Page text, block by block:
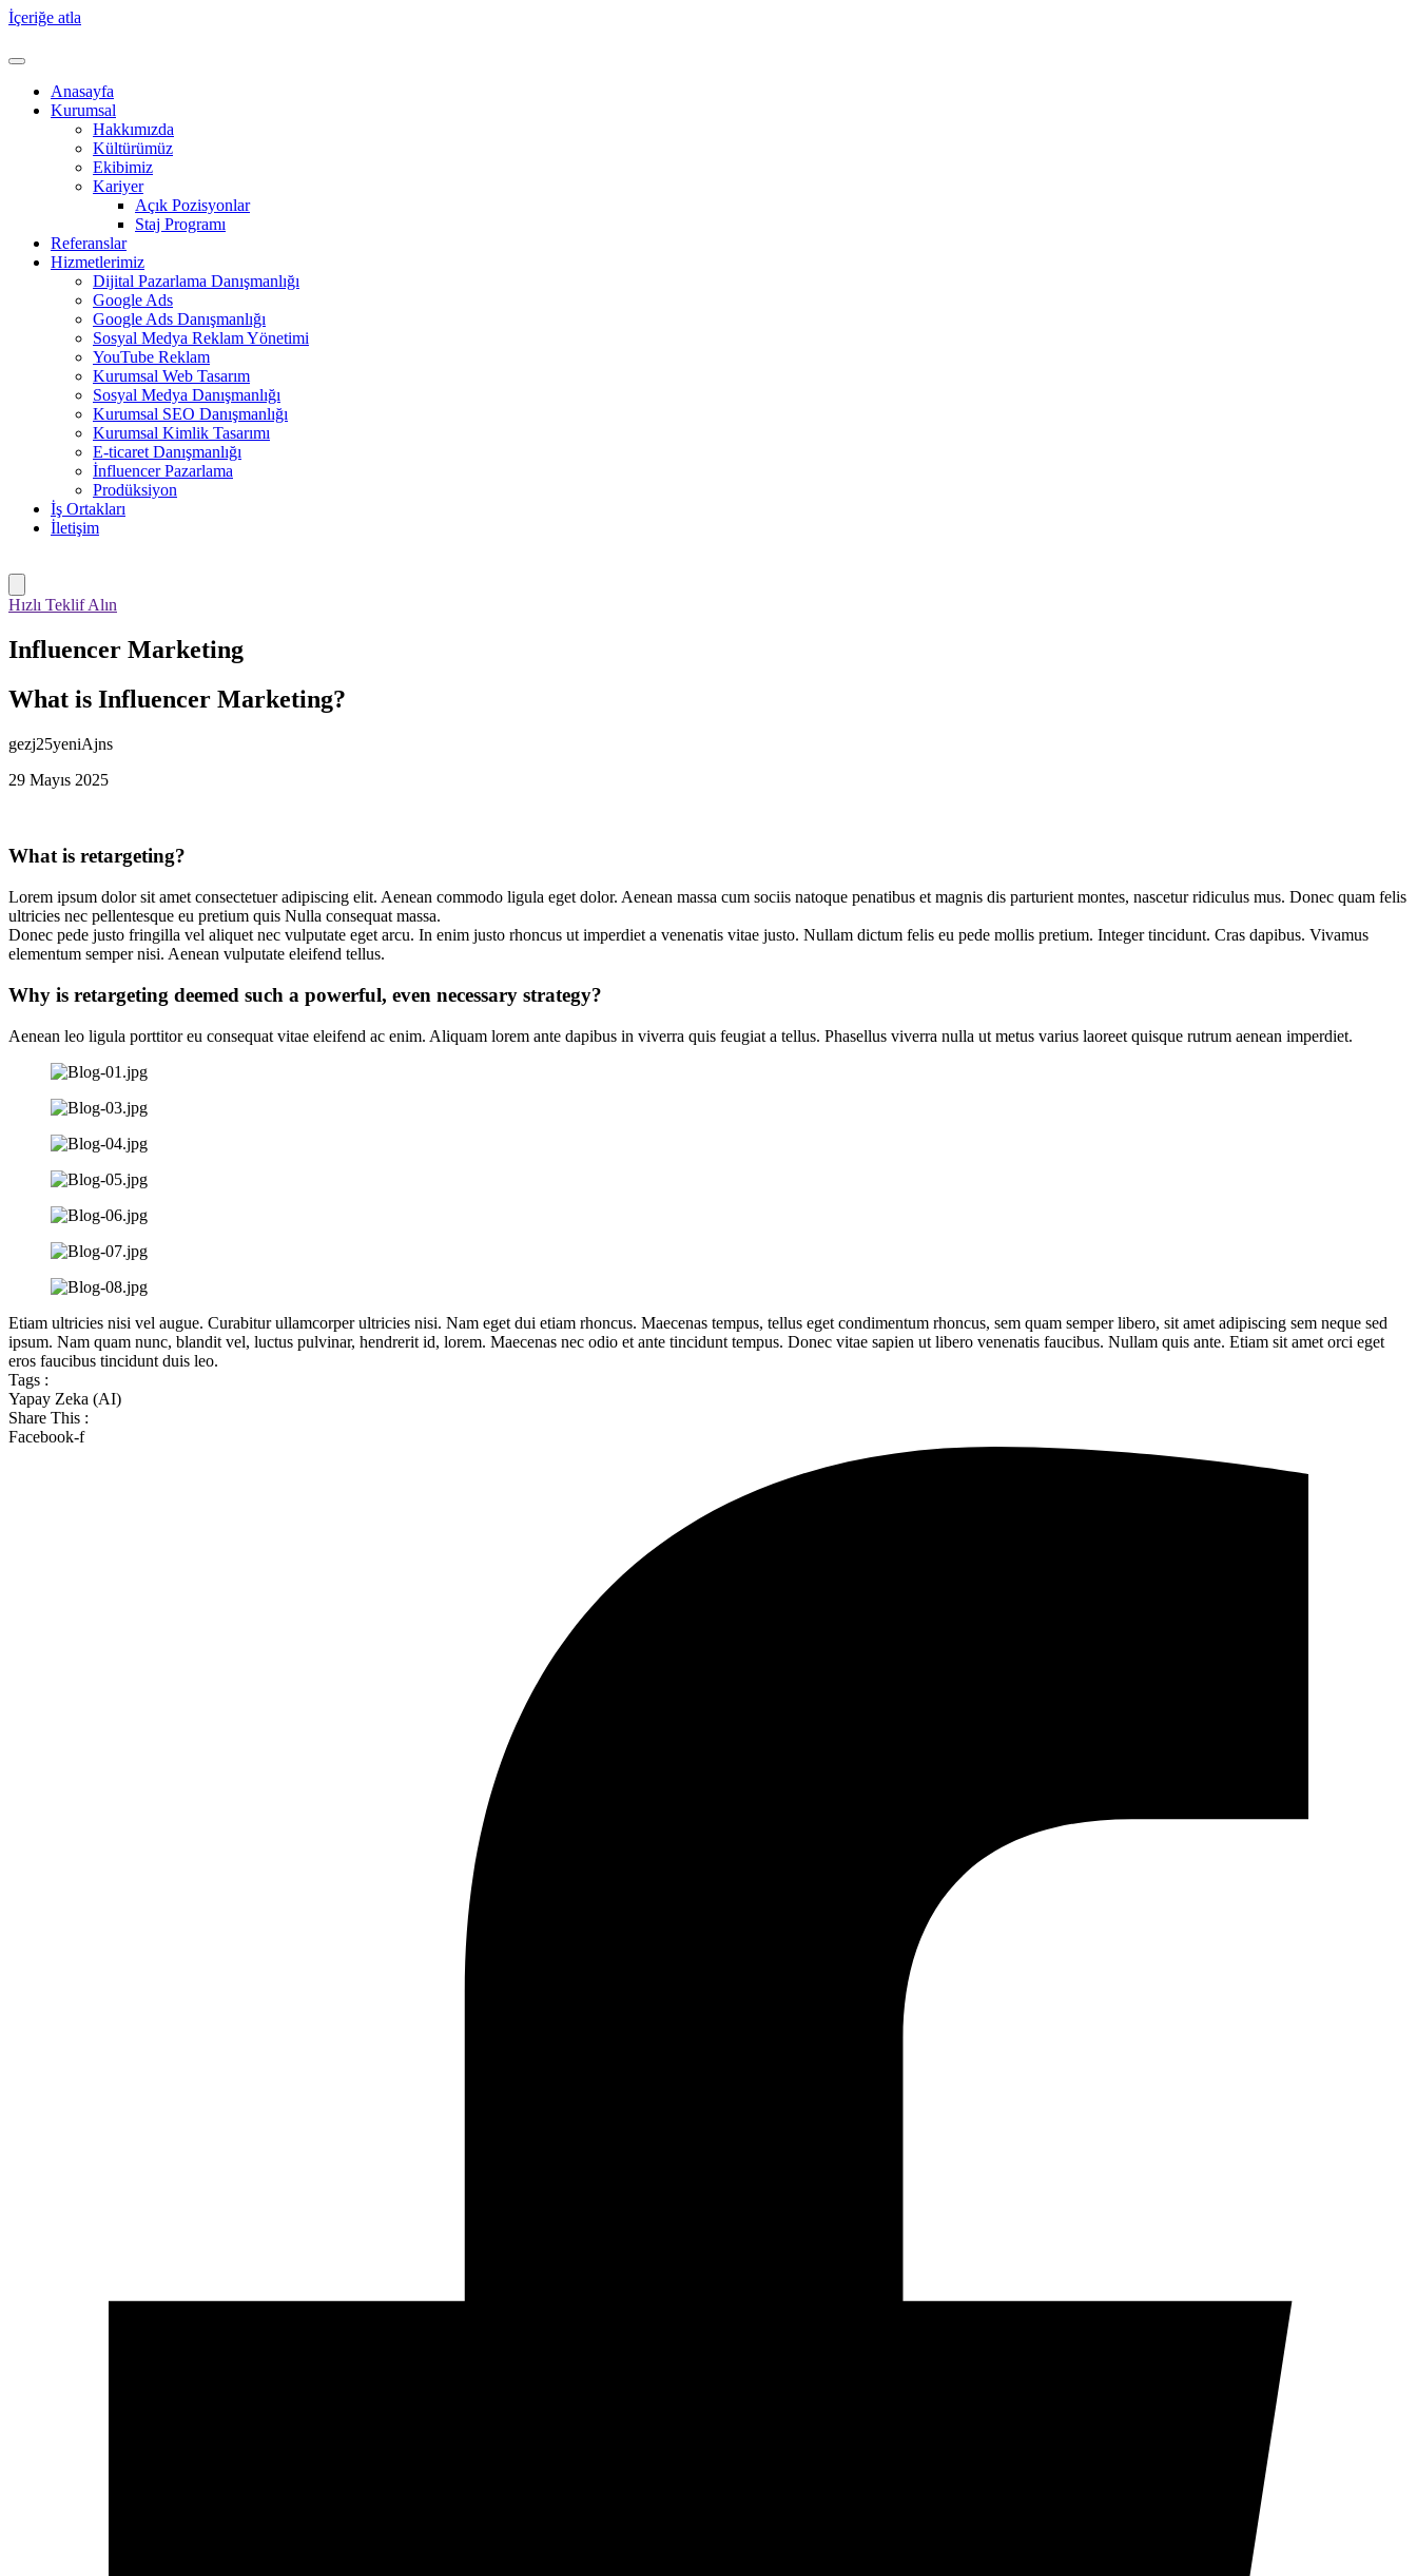
İçeriğe atla
Anasayfa
Kurumsal
Hakkımızda
Kültürümüz
Ekibimiz
Kariyer
Açık Pozisyonlar
Staj Programı
Referanslar
Hizmetlerimiz
Dijital Pazarlama Danışmanlığı
Google Ads
Google Ads Danışmanlığı
Sosyal Medya Reklam Yönetimi
YouTube Reklam
Kurumsal Web Tasarım
Sosyal Medya Danışmanlığı
Kurumsal SEO Danışmanlığı
Kurumsal Kimlik Tasarımı
E-ticaret Danışmanlığı
İnfluencer Pazarlama
Prodüksiyon
İş Ortakları
İletişim
Hızlı Teklif Alın
Influencer Marketing
What is Influencer Marketing?
gezj25yeniAjns
29 Mayıs 2025
What is retargeting?
Lorem ipsum dolor sit amet consectetuer adipiscing elit. Aenean commodo ligula eget dolor. Aenean massa cum sociis natoque penatibus et magnis dis parturient montes, nascetur ridiculus mus. Donec quam felis
ultricies nec pellentesque eu pretium quis Nulla consequat massa.
Donec pede justo fringilla vel aliquet nec vulputate eget arcu. In enim justo rhoncus ut imperdiet a venenatis vitae justo. Nullam dictum felis eu pede mollis pretium. Integer tincidunt. Cras dapibus. Vivamus
elementum semper nisi. Aenean vulputate eleifend tellus.
Why is retargeting deemed such a powerful, even necessary strategy?
Aenean leo ligula porttitor eu consequat vitae eleifend ac enim. Aliquam lorem ante dapibus in viverra quis feugiat a tellus. Phasellus viverra nulla ut metus varius laoreet quisque rutrum aenean imperdiet.
Etiam ultricies nisi vel augue. Curabitur ullamcorper ultricies nisi. Nam eget dui etiam rhoncus. Maecenas tempus, tellus eget condimentum rhoncus, sem quam semper libero, sit amet adipiscing sem neque sed
ipsum. Nam quam nunc, blandit vel, luctus pulvinar, hendrerit id, lorem. Maecenas nec odio et ante tincidunt tempus. Donec vitae sapien ut libero venenatis faucibus. Nullam quis ante. Etiam sit amet orci eget
eros faucibus tincidunt duis leo.
Tags :
Yapay Zeka (AI)
Share This :
Facebook-f